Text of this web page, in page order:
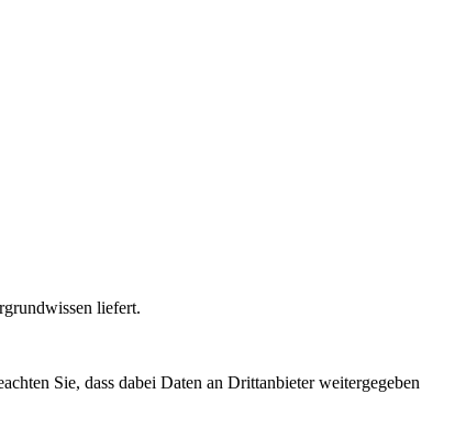
liefert.
Sie, dass dabei Daten an Drittanbieter weitergegeben